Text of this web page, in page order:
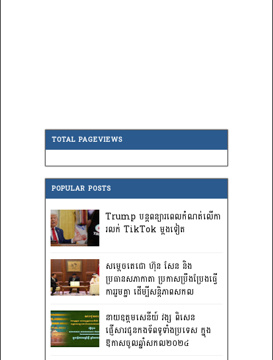
TOTAL PAGEVIEWS
POPULAR POSTS
Trump បន្តពន្យារពេលកំណត់លើកា
រលក់ TikTok ម្តងទៀត
សម្តេចតេជោ ហ៊ុន សែន និង
ប្រធានសភាកាតា ប្រកាសប្រឹងប្រែងធ្វើ
ការ​រួមគ្នា ដើម្បីសន្តិភាពសកល
នាយឧត្តមសេនីយ៍ វង្ស ពិសេន
ផ្ញើសារជូនកងទ័ពទូទាំងប្រទេស ក្នុង
ឱកាសចូលឆ្នាំសកល២០២៤